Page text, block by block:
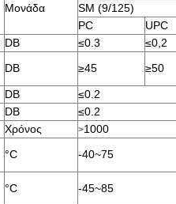
Μονάδα
SM (9/125)
PC
UPC
DB ≤0.3 ≤0,2
DB ≥45 ≥50
DB
≤0.2
DB
≤0.2
Χρόνος >1000
°C -40~75
°C -45~85